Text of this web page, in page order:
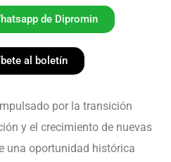
de Dipromin
al boletín
por la transición
y el crecimiento de nuevas
una oportunidad histórica